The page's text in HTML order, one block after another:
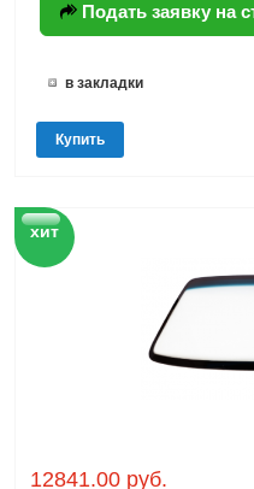
Подать заявку на
в закладки
Купить
хит
12841.00 руб.